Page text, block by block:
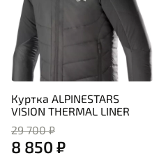
Куртка ALPINESTARS
VISION THERMAL LINER
29 700 ₽
8 850 ₽